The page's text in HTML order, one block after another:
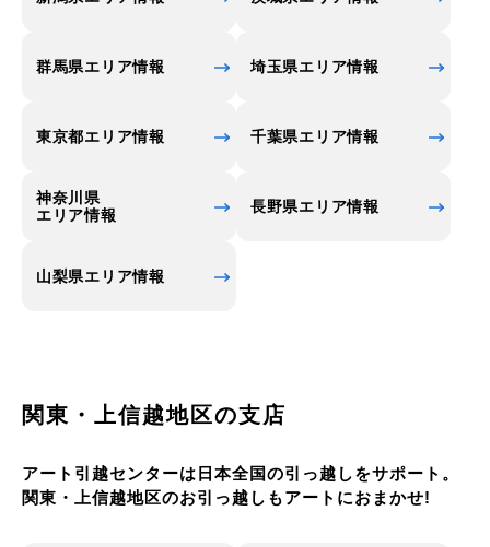
群馬県エリア情報 埼玉県エリア情報
東京都エリア情報 千葉県エリア情報
神奈川県
エリア情報
長野県エリア情報
山梨県エリア情報
関東・上信越地区の支店
アート引越センターは日本全国の引っ越しをサポート。
関東・上信越地区のお引っ越しもアートにおまかせ!